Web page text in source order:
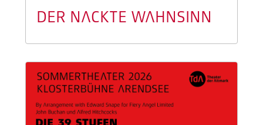
DER NACKTE WAHNSINN